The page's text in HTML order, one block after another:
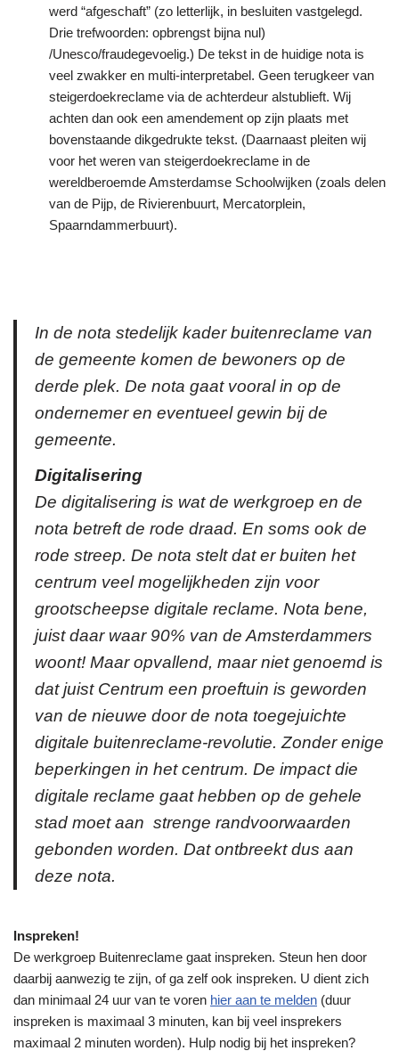
werd “afgeschaft” (zo letterlijk, in besluiten vastgelegd.
Drie trefwoorden: opbrengst bijna nul)
/Unesco/fraudegevoelig.) De tekst in de huidige nota is
veel zwakker en multi-interpretabel. Geen terugkeer van
steigerdoekreclame via de achterdeur alstublieft. Wij
achten dan ook een amendement op zijn plaats met
bovenstaande dikgedrukte tekst. (Daarnaast pleiten wij
voor het weren van steigerdoekreclame in de
wereldberoemde Amsterdamse Schoolwijken (zoals delen
van de Pijp, de Rivierenbuurt, Mercatorplein,
Spaarndammerbuurt).
In de nota stedelijk kader buitenreclame van
de gemeente komen de bewoners op de
derde plek. De nota gaat vooral in op de
ondernemer en eventueel gewin bij de
gemeente.
Digitalisering
De digitalisering is wat de werkgroep en de
nota betreft de rode draad. En soms ook de
rode streep. De nota stelt dat er buiten het
centrum veel mogelijkheden zijn voor
grootscheepse digitale reclame. Nota bene,
juist daar waar 90% van de Amsterdammers
woont! Maar opvallend, maar niet genoemd is
dat juist Centrum een proeftuin is geworden
van de nieuwe door de nota toegejuichte
digitale buitenreclame-revolutie. Zonder enige
beperkingen in het centrum. De impact die
digitale reclame gaat hebben op de gehele
stad moet aan strenge randvoorwaarden
gebonden worden. Dat ontbreekt dus aan
deze nota.
Inspreken!
De werkgroep Buitenreclame gaat inspreken. Steun hen door
daarbij aanwezig te zijn, of ga zelf ook inspreken. U dient zich
dan minimaal 24 uur van te voren hier aan te melden (duur
inspreken is maximaal 3 minuten, kan bij veel insprekers
maximaal 2 minuten worden). Hulp nodig bij het inspreken?